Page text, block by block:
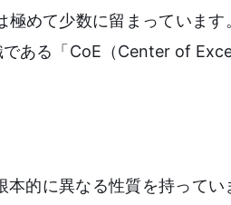
めて少数に留まっていま
ある「CoE（Center of
的に異なる性質を持って